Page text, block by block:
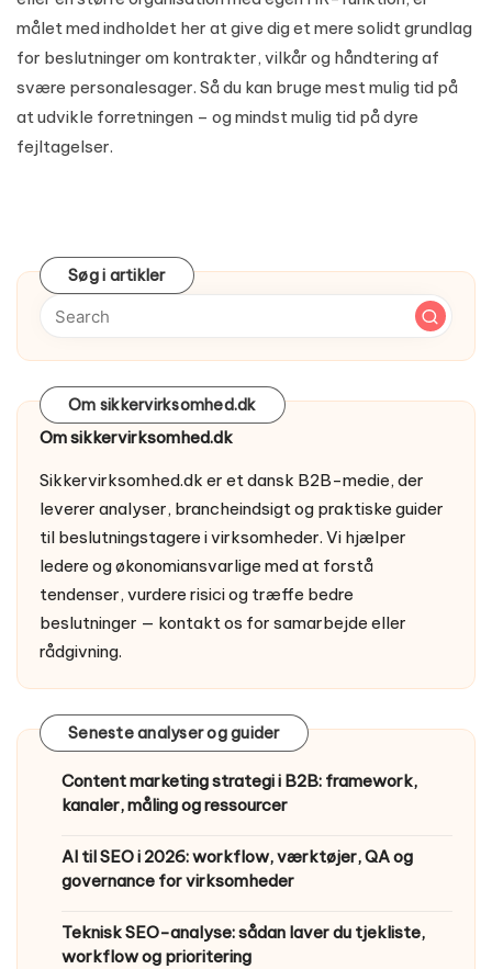
målet med indholdet her at give dig et mere solidt grundlag
for beslutninger om kontrakter, vilkår og håndtering af
svære personalesager. Så du kan bruge mest mulig tid på
at udvikle forretningen – og mindst mulig tid på dyre
fejltagelser.
Søg i artikler
Om sikkervirksomhed.dk
Om sikkervirksomhed.dk
Sikkervirksomhed.dk er et dansk B2B-medie, der
leverer analyser, brancheindsigt og praktiske guider
til beslutningstagere i virksomheder. Vi hjælper
ledere og økonomiansvarlige med at forstå
tendenser, vurdere risici og træffe bedre
beslutninger — kontakt os for samarbejde eller
rådgivning.
Seneste analyser og guider
Content marketing strategi i B2B: framework,
kanaler, måling og ressourcer
AI til SEO i 2026: workflow, værktøjer, QA og
governance for virksomheder
Teknisk SEO-analyse: sådan laver du tjekliste,
workflow og prioritering